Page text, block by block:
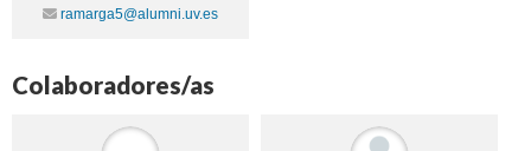
Contacte
ramarga5@alumni.uv.es
Colaboradores/as